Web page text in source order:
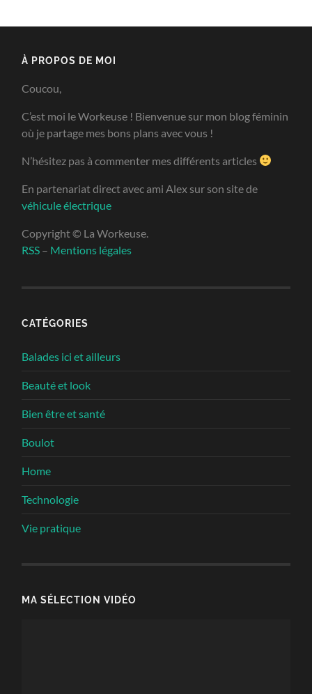
À PROPOS DE MOI
Coucou,
C’est moi le Workeuse ! Bienvenue sur mon blog féminin
où je partage mes bons plans avec vous !
N’hésitez pas à commenter mes différents articles
En partenariat direct avec ami Alex sur son site de
véhicule électrique
Copyright © La Workeuse.
RSS – Mentions légales
CATÉGORIES
Balades ici et ailleurs
Beauté et look
Bien être et santé
Boulot
Home
Technologie
Vie pratique
MA SÉLECTION VIDÉO